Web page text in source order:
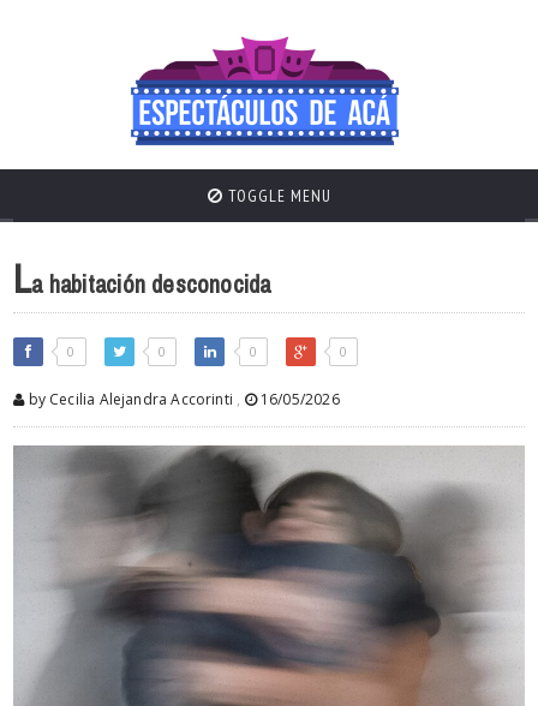
TOGGLE MENU
La habitación desconocida
0 0 0 0
by Cecilia Alejandra Accorinti , 16/05/2026